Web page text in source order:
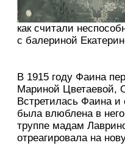
как считали
с балериной
В 1915 году Фаина
Мариной
Встретилась Фаина
была влюблена в
труппе мадам
отреагировала на